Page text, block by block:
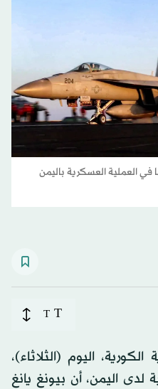
في العملية العسكرية باليمن
T
T
اليوم (الثلاثاء)،
لدى اليمن، أن بيونغ يانغ